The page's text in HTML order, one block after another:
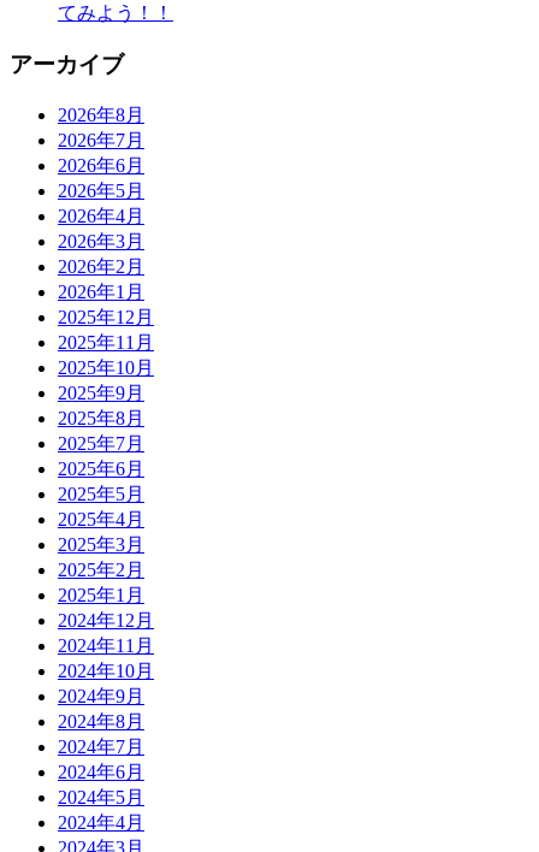
てみよう！！
アーカイブ
2026年8月
2026年7月
2026年6月
2026年5月
2026年4月
2026年3月
2026年2月
2026年1月
2025年12月
2025年11月
2025年10月
2025年9月
2025年8月
2025年7月
2025年6月
2025年5月
2025年4月
2025年3月
2025年2月
2025年1月
2024年12月
2024年11月
2024年10月
2024年9月
2024年8月
2024年7月
2024年6月
2024年5月
2024年4月
2024年3月